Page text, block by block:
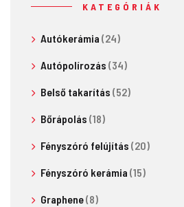
KATEGÓRIÁK
Autókerámia (24)
Autópolírozás (34)
Belső takarítás (52)
Bőrápolás (18)
Fényszóró felújítás (20)
Fényszóró kerámia (15)
Graphene(8)